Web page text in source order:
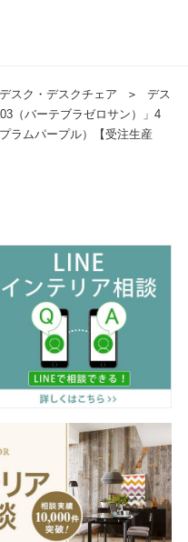
デスク・デスクチェア ＞
デス
（バーテブラゼロサン）」4
ラムパープル）【受注生産